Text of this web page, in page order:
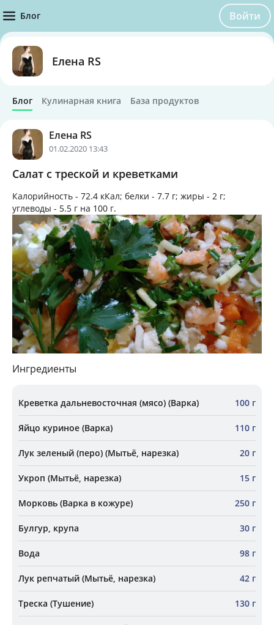
Блог Войти
Елена RS
Блог Кулинарная книга База продуктов
Елена RS
01.02.2020 13:43
Салат с треской и креветками
Калорийность - 72.4 кКал; белки - 7.7 г; жиры - 2 г;
углеводы - 5.5 г на 100 г.
Ингредиенты
Креветка дальневосточная (мясо) (Варка) 100 г
Яйцо куриное (Варка) 110 г
Лук зеленый (перо) (Мытьё, нарезка) 20 г
Укроп (Мытьё, нарезка) 15 г
Морковь (Варка в кожуре) 250 г
Булгур, крупа 30 г
Вода 98 г
Лук репчатый (Мытьё, нарезка) 42 г
Треска (Тушение) 130 г